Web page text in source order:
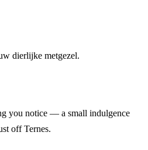
dierlijke metgezel.
you notice — a small indulgence
off Ternes.